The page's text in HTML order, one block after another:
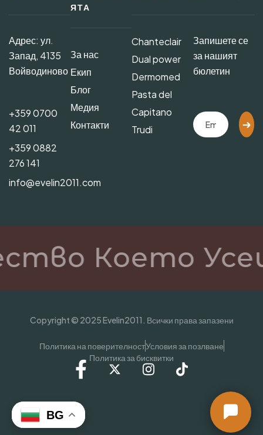
Адрес: ул.
Запад, 4135
Войводиново
+359 0700
42 011
+359 0882
276 141
info@evelin2011.com
ЯТА
За нас
Екип
Блог
Медия
Контакти
Chanteclair
Dual power
Dermomed
Pasta del
Capitano
Trudi
Запишете се
за нашият
бюлетин
Което
Copyright © 2025 Evelin2011. Всички права запазени
Политика на поверителностУсловия за позлване
Политика за бисквитки
BG